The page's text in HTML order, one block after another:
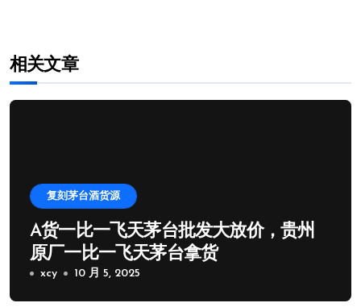
相关文章
复刻茅台酒货源
A货一比一飞天茅台批发大放价，贵州
原厂一比一飞天茅台拿货
xcy 10 月 5, 2025